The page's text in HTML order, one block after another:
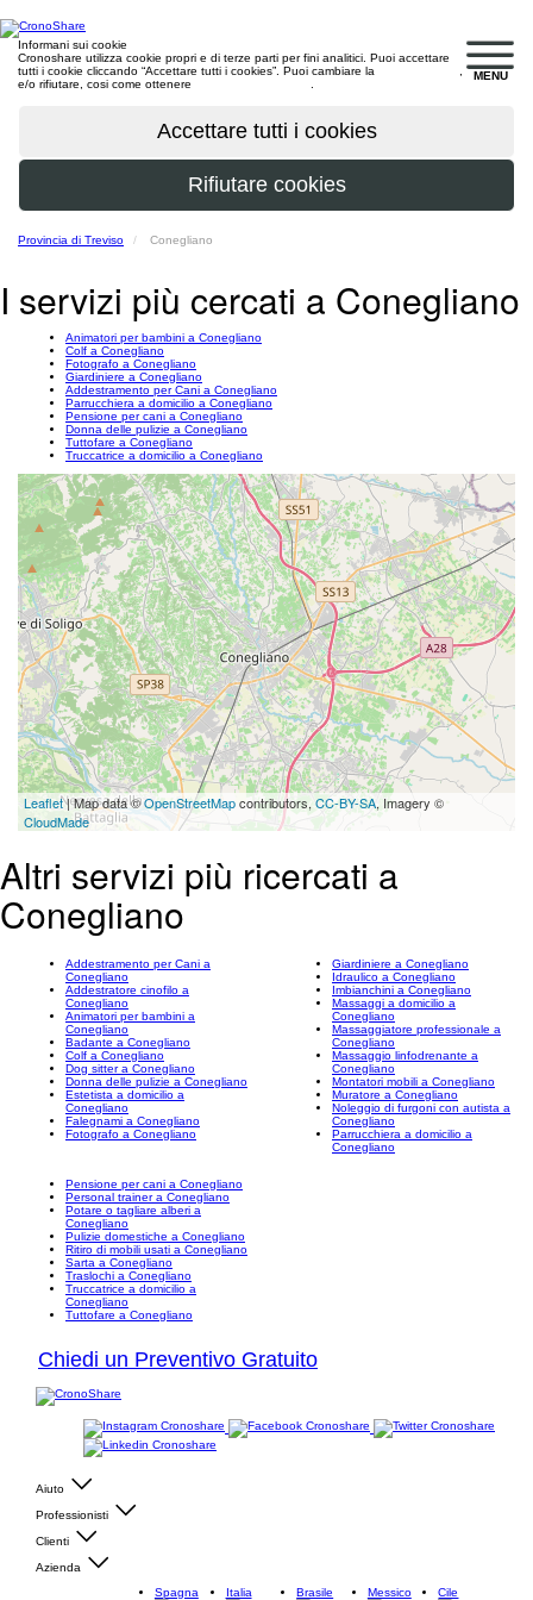
MENU
Informani sui cookie
Cronoshare utilizza cookie propri e di terze parti per fini analitici. Puoi accettare
tutti i cookie cliccando “Accettare tutti i cookies”. Puoi cambiare la
e/o rifiutare, cosi come ottenere
Provincia di Treviso Conegliano
I servizi più cercati a Conegliano
Animatori per bambini a Conegliano
Colf a Conegliano
Fotografo a Conegliano
Giardiniere a Conegliano
Addestramento per Cani a Conegliano
Parrucchiera a domicilio a Conegliano
Pensione per cani a Conegliano
Donna delle pulizie a Conegliano
Tuttofare a Conegliano
Truccatrice a domicilio a Conegliano
Leaflet| Map data ©OpenStreetMapcontributors, CC-BY-SA, Imagery ©
CloudMade
Altri servizi più ricercati a
Conegliano
Addestramento per Cani a
Conegliano
Addestratore cinofilo a
Conegliano
Animatori per bambini a
Conegliano
Badante a Conegliano
Colf a Conegliano
Dog sitter a Conegliano
Donna delle pulizie a Conegliano
Estetista a domicilio a
Conegliano
Falegnami a Conegliano
Fotografo a Conegliano
Giardiniere a Conegliano
Idraulico a Conegliano
Imbianchini a Conegliano
Massaggi a domicilio a
Conegliano
Massaggiatore professionale a
Conegliano
Massaggio linfodrenante a
Conegliano
Montatori mobili a Conegliano
Muratore a Conegliano
Noleggio di furgoni con autista a
Conegliano
Parrucchiera a domicilio a
Conegliano
Pensione per cani a Conegliano
Personal trainer a Conegliano
Potare o tagliare alberi a
Conegliano
Pulizie domestiche a Conegliano
Ritiro di mobili usati a Conegliano
Sarta a Conegliano
Traslochi a Conegliano
Truccatrice a domicilio a
Conegliano
Tuttofare a Conegliano
Chiedi un Preventivo Gratuito
Aiuto
Professionisti
Clienti
Azienda
Spagna
Italia Brasile Messico Cile